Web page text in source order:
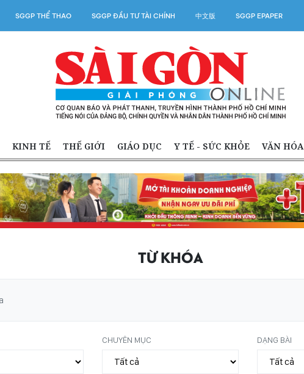
SGGP THỂ THAO SGGP ĐẦU TƯ TÀI CHÍNH 中文版 SGGP EPAPER
KINH TẾ THẾ GIỚI GIÁO DỤC Y TẾ - SỨC KHỎE VĂN HÓA
TỪ KHÓA
CHUYÊN MỤC DẠNG BÀI